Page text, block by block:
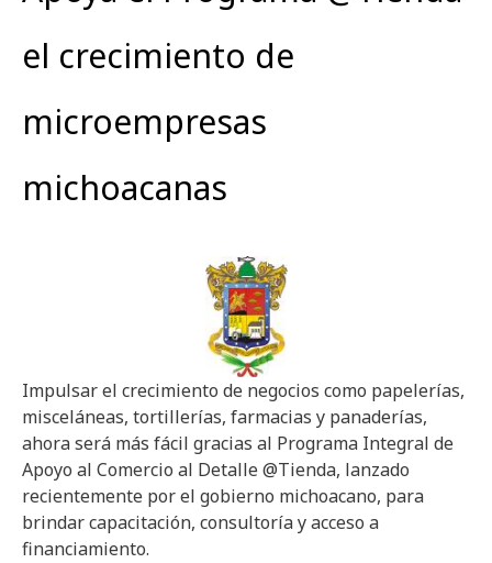
el crecimiento de
microempresas
michoacanas
Impulsar el crecimiento de negocios como papelerías,
misceláneas, tortillerías, farmacias y panaderías,
ahora será más fácil gracias al Programa Integral de
Apoyo al Comercio al Detalle @Tienda, lanzado
recientemente por el gobierno michoacano, para
brindar capacitación, consultoría y acceso a
financiamiento.